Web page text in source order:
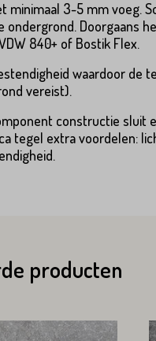
minimaal 3-5 mm voeg.
ondergrond. Doorgaans
840+ of Bostik Flex.
waardoor de
vereist).
constructie sluit
tegel extra voordelen:
producten
Land*